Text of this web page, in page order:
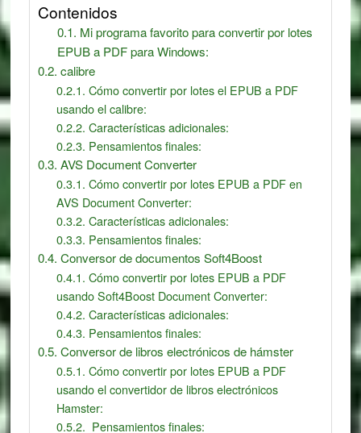
Contenidos
Mi programa favorito para convertir por lotes
EPUB a PDF para Windows:
calibre
Cómo convertir por lotes el EPUB a PDF
usando el calibre:
Características adicionales:
Pensamientos finales:
AVS Document Converter
Cómo convertir por lotes EPUB a PDF en
AVS Document Converter:
Características adicionales:
Pensamientos finales:
Conversor de documentos Soft4Boost
Cómo convertir por lotes EPUB a PDF
usando Soft4Boost Document Converter:
Características adicionales:
Pensamientos finales:
Conversor de libros electrónicos de hámster
Cómo convertir por lotes EPUB a PDF
usando el convertidor de libros electrónicos
Hamster:
Pensamientos finales: